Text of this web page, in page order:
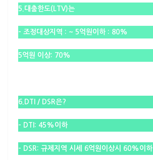
5.대출한도(LTV)는
– 조정대상지역 : ~ 5억원이하 : 80%
5억원 이상: 70%
6.DTI / DSR은?
– DTI: 45%이하
– DSR: 규제지역 시세 6억원이상시 60%이하